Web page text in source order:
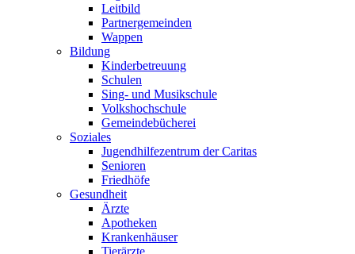
Leitbild
Partnergemeinden
Wappen
Bildung
Kinderbetreuung
Schulen
Sing- und Musikschule
Volkshochschule
Gemeindebücherei
Soziales
Jugendhilfezentrum der Caritas
Senioren
Friedhöfe
Gesundheit
Ärzte
Apotheken
Krankenhäuser
Tierärzte